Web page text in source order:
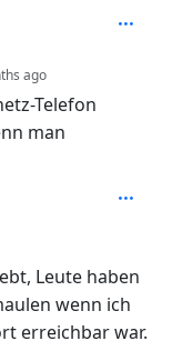
ago
Telefon
man
Leute haben
wenn ich
erreichbar war.